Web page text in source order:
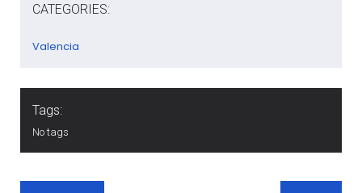
CATEGORIES:
Valencia
Tags:
No tags